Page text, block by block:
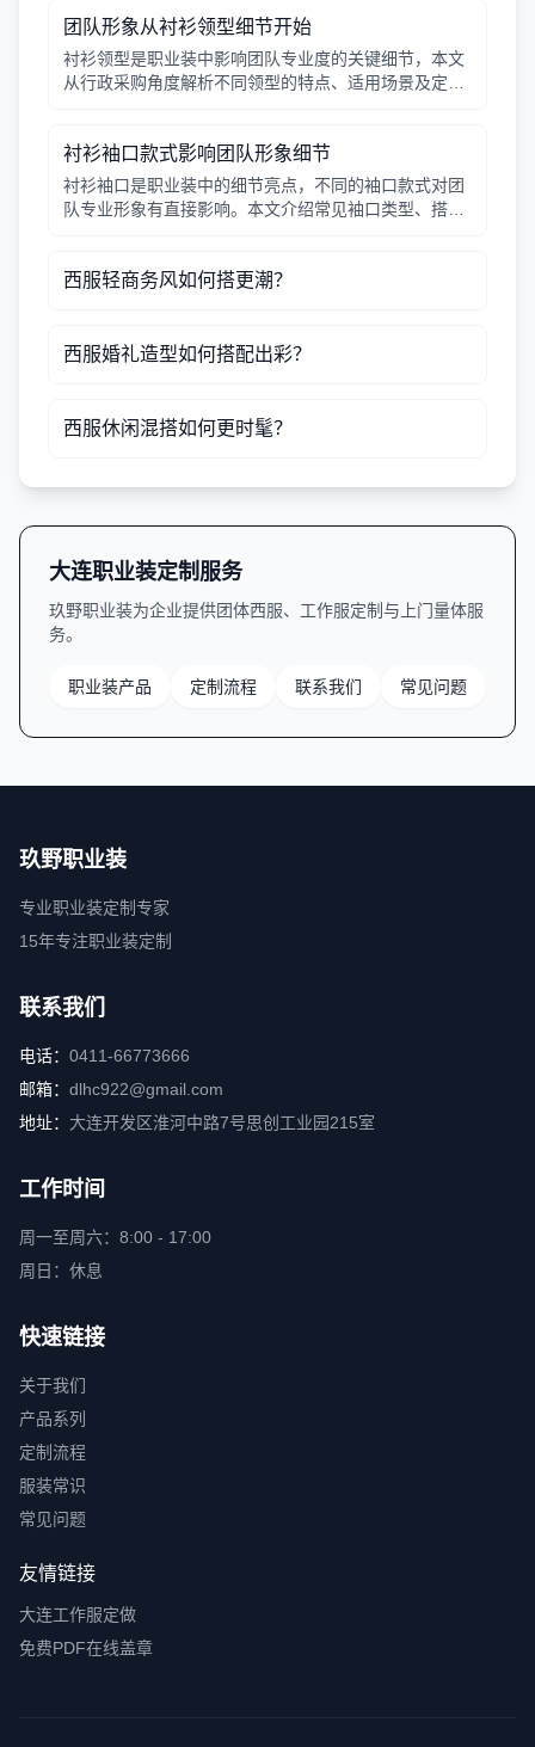
团队形象从衬衫领型细节开始
衬衫领型是职业装中影响团队专业度的关键细节，本文
从行政采购角度解析不同领型的特点、适用场景及定制
衬衫袖口款式影响团队形象细节
衬衫袖口是职业装中的细节亮点，不同的袖口款式对团
队专业形象有直接影响。本文介绍常见袖口类型、搭配
西服轻商务风如何搭更潮？
西服婚礼造型如何搭配出彩？
西服休闲混搭如何更时髦？
大连职业装定制服务
玖野职业装为企业提供团体西服、工作服定制与上门量体服
务。
职业装产品 定制流程 联系我们 常见问题
玖野职业装
专业职业装定制专家
15年专注职业装定制
联系我们
电话： 0411-66773666
邮箱： dlhc922@gmail.com
地址： 大连开发区淮河中路7号思创工业园215室
工作时间
周一至周六：8:00 - 17:00
周日：休息
快速链接
关于我们
产品系列
定制流程
服装常识
常见问题
友情链接
大连工作服定做
免费PDF在线盖章